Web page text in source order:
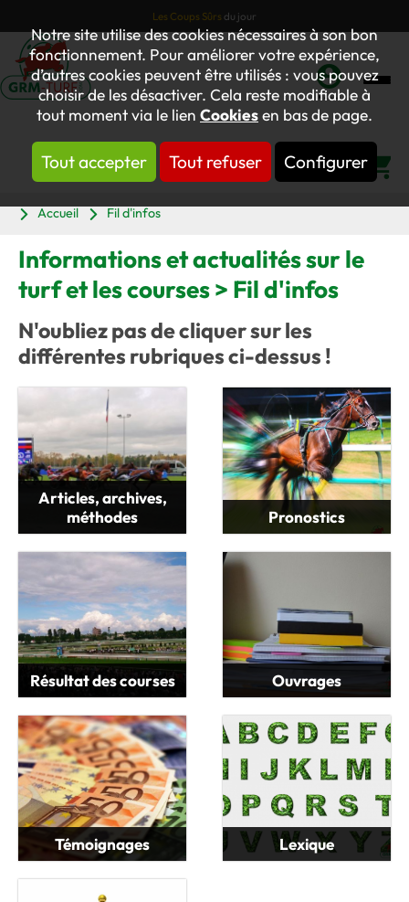
Notre site utilise des cookies nécessaires à son bon
fonctionnement. Pour améliorer votre expérience,
d’autres cookies peuvent être utilisés : vous pouvez
choisir de les désactiver. Cela reste modifiable à
tout moment via le lien Cookiesen bas de page.
Tout accepter Tout refuser Configurer
Les Coups Sûrs du jour
Mon
compte
Accueil
Fil d'infos
Informations et actualités sur le
turf et les courses > Fil d'infos
N'oubliez pas de cliquer sur les
différentes rubriques ci-dessus !
Articles, archives,
méthodes
Pronostics
Résultat des courses Ouvrages
Témoignages Lexique